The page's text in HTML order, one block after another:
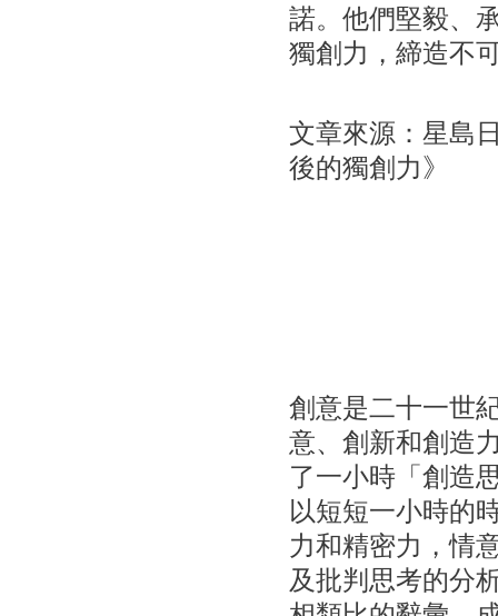
諾。他們堅毅、
獨創力，締造不
文章來源：星島
後的獨創力》
創意是二十一世
意、創新和創造
了一小時「創造
以短短一小時的
力和精密力，情
及批判思考的分